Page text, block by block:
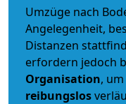
Umzüge nach
Angelegenheit,
Distanzen
erfordern jedoch
Organisation,
reibungslos